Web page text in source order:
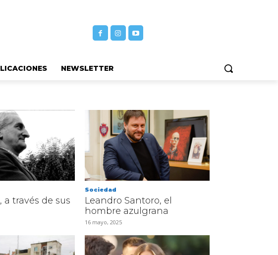
NEWSLETTER
a través de sus
Sociedad
Leandro Santoro, el
hombre azulgrana
16 mayo, 2025